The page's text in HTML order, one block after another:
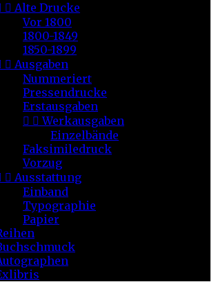
 Alte Drucke
Vor 1800
1800-1849
1850-1899
 Ausgaben
Nummeriert
Pressendrucke
Erstausgaben
  Werkausgaben
Einzelbände
Faksimiledruck
Vorzug
 Ausstattung
Einband
Typographie
Papier